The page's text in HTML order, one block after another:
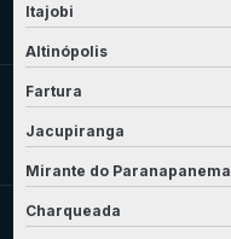
Itajobi
Altinópolis
Fartura
Jacupiranga
Mirante do Paranapanema
Charqueada